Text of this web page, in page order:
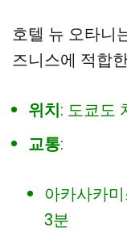
호텔 뉴 오타니
즈니스에 적합
위치: 도쿄도
교통:
아카사카
3분